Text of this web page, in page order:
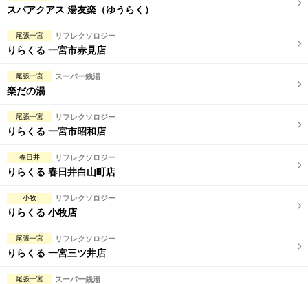
日本人スタッフのみ
スタッフ指名可
スパアクアス 湯友楽（ゆうらく）
尾張一宮 リフレクソロジー
りらくる 一宮市赤見店
尾張一宮 スーパー銭湯
楽だの湯
尾張一宮 リフレクソロジー
りらくる 一宮市昭和店
春日井 リフレクソロジー
りらくる 春日井白山町店
小牧 リフレクソロジー
りらくる 小牧店
尾張一宮 リフレクソロジー
りらくる 一宮三ツ井店
尾張一宮 スーパー銭湯